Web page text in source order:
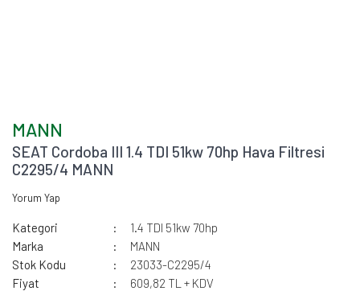
MANN
SEAT Cordoba III 1.4 TDI 51kw 70hp Hava Filtresi
C2295/4 MANN
Yorum Yap
Kategori
1.4 TDI 51kw 70hp
Marka
MANN
Stok Kodu
23033-C2295/4
Fiyat
609,82 TL + KDV